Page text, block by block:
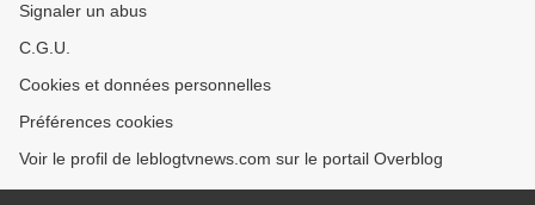
Signaler un abus
C.G.U.
Cookies et données personnelles
Préférences cookies
Voir le profil de leblogtvnews.com sur le portail Overblog